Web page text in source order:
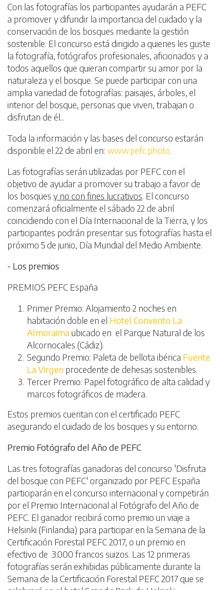
Con las fotografías los participantes ayudarán a PEFC
a promover y difundir la importancia del cuidado y la
conservación de los bosques mediante la gestión
sostenible. El concurso está dirigido a quienes les guste
la fotografía, fotógrafos profesionales, aficionados y a
todos aquellos que quieran compartir su amor por la
naturaleza y el bosque. Se puede participar con una
amplia variedad de fotografías: paisajes, árboles, el
interior del bosque, personas que viven, trabajan o
disfrutan de él...
Toda la información y las bases del concurso estarán
disponible el 22 de abril en: www.pefc.photo
Las fotografías serán utilizadas por PEFC con el
objetivo de ayudar a promover su trabajo a favor de
los bosques y no con fines lucrativos . El concurso
comenzará oficialmente el sábado 22 de abril
coincidiendo con el Día Internacional de la Tierra, y los
participantes podrán presentar sus fotografías hasta el
próximo 5 de junio, Día Mundial del Medio Ambiente.
- Los premios
PREMIOS PEFC España
Primer Premio: Alojamiento 2 noches en
habitación doble en el Hotel Convento La
Almoraimaubicado en el Parque Natural de los
Alcornocales (Cádiz).
Segundo Premio: Paleta de bellota ibérica Fuente
La Virgen procedente de dehesas sostenibles.
Tercer Premio: Papel fotográfico de alta calidad y
marcos fotográficos de madera.
Estos premios cuentan con el certificado PEFC
asegurando el cuidado de los bosques y su entorno.
Premio Fotógrafo del Año de PEFC
Las tres fotografías ganadoras del concurso 'Disfruta
del bosque con PEFC' organizado por PEFC España
participarán en el concurso internacional y competirán
por el Premio Internacional al Fotógrafo del Año de
PEFC. El ganador recibirá como premio un viaje a
Helsinki (Finlandia) para participar en la Semana de la
Certificación Forestal PEFC 2017, o un premio en
efectivo de 3.000 francos suizos. Las 12 primeras
fotografías serán exhibidas públicamente durante la
Semana de la Certificación Forestal PEFC 2017 que se